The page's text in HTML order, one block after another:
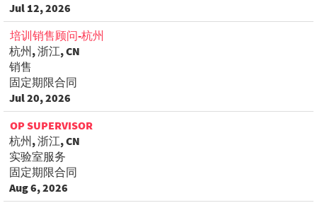
Jul 12, 2026
培训销售顾问-杭州
杭州, 浙江, CN
销售
固定期限合同
Jul 20, 2026
OP SUPERVISOR
杭州, 浙江, CN
实验室服务
固定期限合同
Aug 6, 2026